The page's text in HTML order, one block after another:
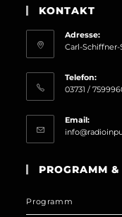
KONTAKT
Adresse:
Carl-Schiffner-
Telefon:
03731 /
Email:
PROGRAMM
Programm